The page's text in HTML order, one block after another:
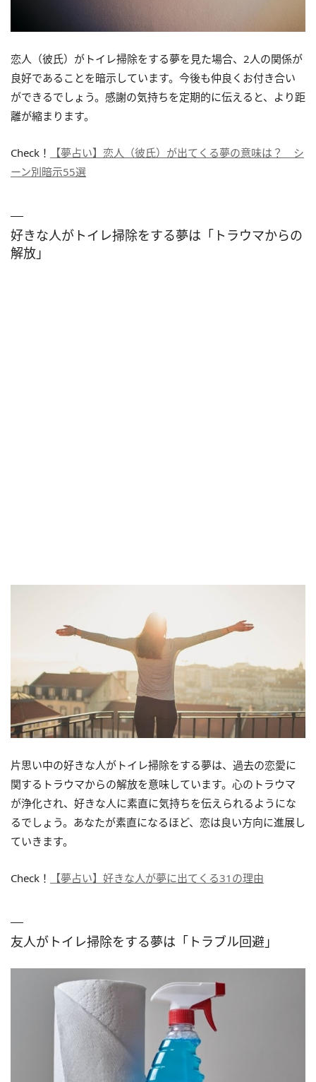
恋人（彼氏）がトイレ掃除をする夢を見た場合、2人の関係が
良好であることを暗示しています。今後も仲良くお付き合い
ができるでしょう。感謝の気持ちを定期的に伝えると、より距
離が縮まります。
Check！
【夢占い】恋人（彼氏）が出てくる夢の意味は？ シ
ーン別暗示55選
好きな人がトイレ掃除をする夢は「トラウマからの
解放」
片思い中の好きな人がトイレ掃除をする夢は、過去の恋愛に
関するトラウマからの解放を意味しています。心のトラウマ
が浄化され、好きな人に素直に気持ちを伝えられるようにな
るでしょう。あなたが素直になるほど、恋は良い方向に進展し
ていきます。
Check！ 【夢占い】好きな人が夢に出てくる31の理由
友人がトイレ掃除をする夢は「トラブル回避」